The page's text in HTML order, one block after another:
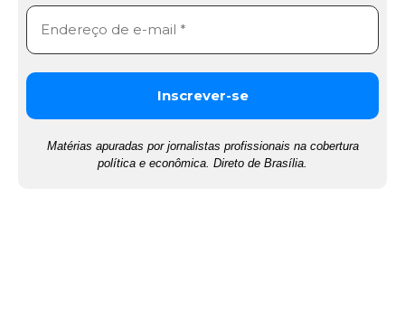
Matérias apuradas por jornalistas profissionais na cobertura
política e econômica. Direto de Brasília.